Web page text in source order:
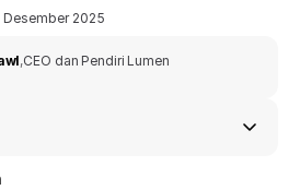
Desember 2025
,CEO dan Pendiri Lumen